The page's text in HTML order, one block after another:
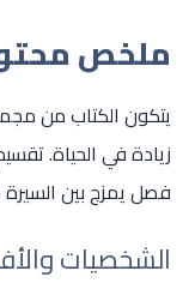
ملخص
يتكون الكتاب من
زيادة في الحياة.
فصل يمزج بين السيرة
الشخصيات